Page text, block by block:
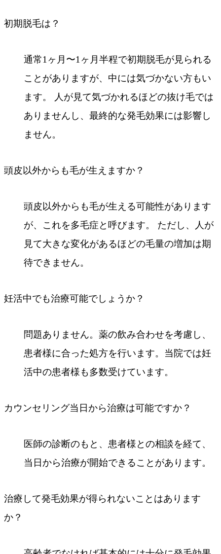
初期脱毛は？
通常1ヶ月〜1ヶ月半程で初期脱毛が見られる
ことがありますが、中には気づかない方もい
ます。 人が見て気づかれるほどの抜け毛では
ありませんし、最終的な発毛効果には影響し
ません。
頭皮以外からも毛が生えますか？
頭皮以外からも毛が生える可能性があります
が、これを多毛症と呼びます。 ただし、人が
見て大きな変化があるほどの毛量の増加は期
待できません。
妊活中でも治療可能でしょうか？
問題ありません。薬の飲み合わせを考慮し、
患者様に合った処方を行います。当院では妊
活中の患者様も多数受けています。
カウンセリング当日から治療は可能ですか？
医師の診断のもと、患者様との相談を経て、
当日から治療が開始できることがあります。
治療して発毛効果が得られないことはあります
か？